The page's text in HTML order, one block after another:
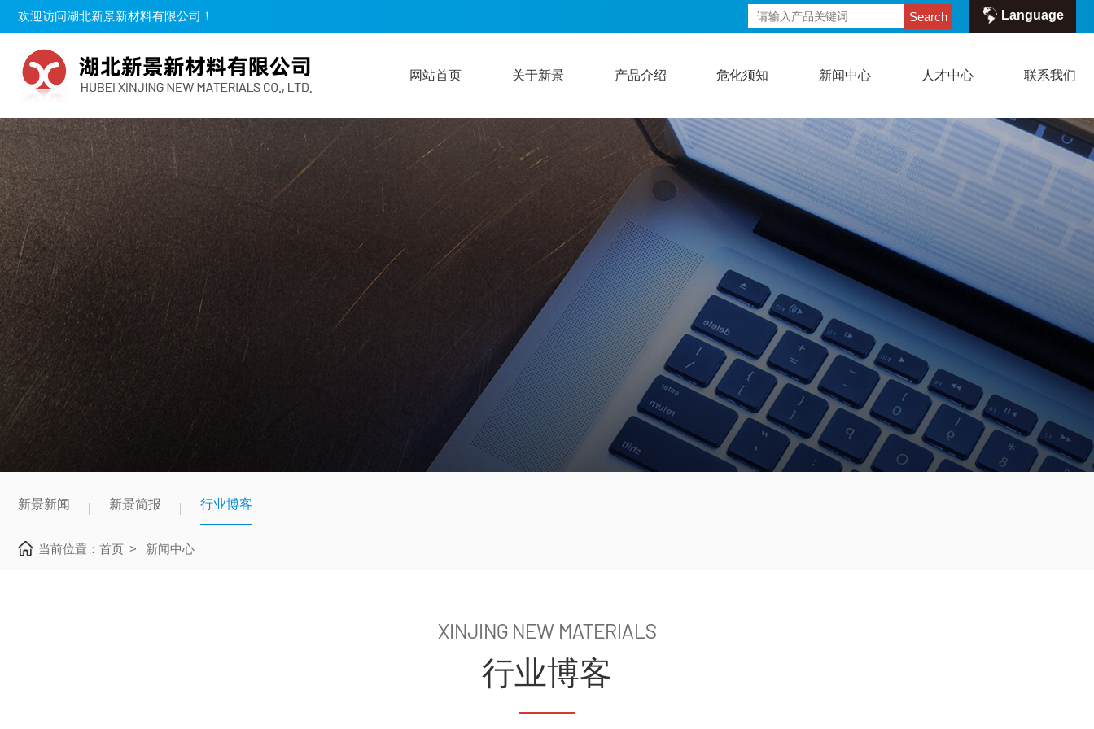
欢迎访问湖北新景新材料有限公司！ Search Language
网站首页 关于新景 产品介绍 危化须知 新闻中心 人才中心 联系我们
新景新闻 新景简报 行业博客
当前位置： 首页 > 新闻中心
XINJING NEW MATERIALS
行业博客